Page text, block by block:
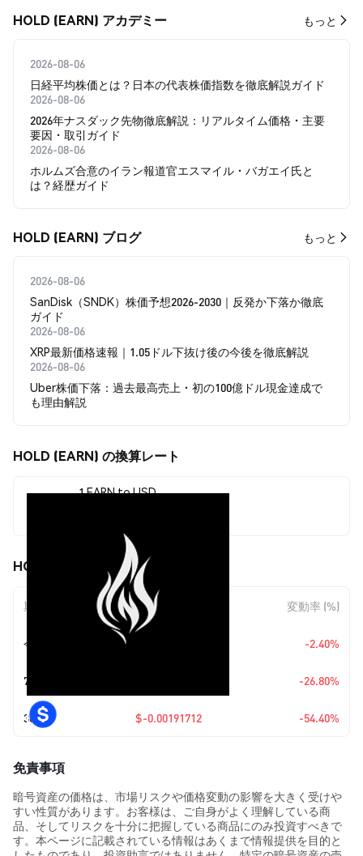
HOLD (EARN) アカデミー もっと
2026-08-06
日経平均株価とは？日本の代表株価指数を徹底解説ガイド
2026-08-06
2026年ナスダック先物徹底解説：リアルタイム価格・主要
要因・取引ガイド
2026-08-06
ホルムズ合意のイラン報道官エスマイル・バガエイ氏と
は？経歴ガイド
HOLD (EARN) ブログ もっと
2026-08-06
SanDisk（SNDK）株価予想2026-2030｜反発か下落か徹底
ガイド
2026-08-06
XRP最新価格速報｜1.05ドル下抜け後の今後を徹底解説
2026-08-06
Uber株価下落：過去最高売上・初の100億ドル現金達成で
も理由解説
HOLD (EARN) の換算レート
1 EARN to USD
HOLD (EARN) の価格変動
期間 金額変動 変動率 (%)
今日 -2.40%
7日 -26.80%
30日 $-0.00191712 -54.40%
免責事項
暗号資産の価格は、市場リスクや価格変動の影響を大きく受けや
すい性質があります。お客様は、ご自身がよく理解している商
品、そしてリスクを十分に把握している商品にのみ投資すべきで
す。本ページに記載されている情報はあくまで情報提供を目的と